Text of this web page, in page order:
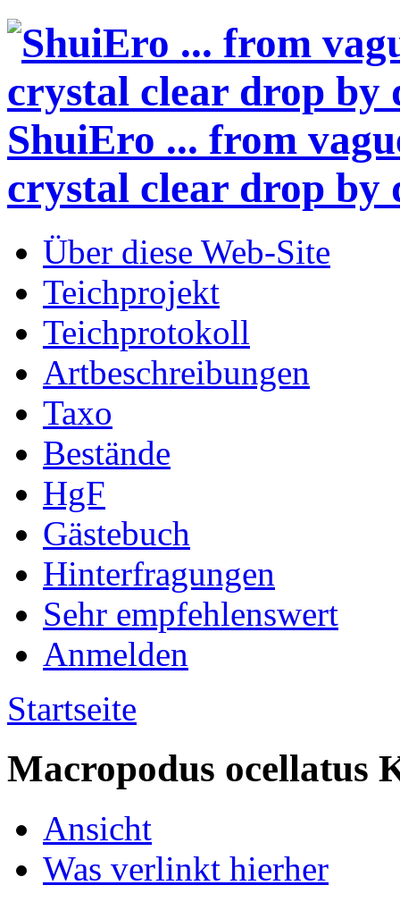
ShuiEro ... from
crystal clear drop by
Über diese Web-Site
Teichprojekt
Teichprotokoll
Artbeschreibungen
Taxo
Bestände
HgF
Gästebuch
Hinterfragungen
Sehr empfehlenswert
Anmelden
Startseite
Macropodus ocellatus
Ansicht
Was verlinkt hierher